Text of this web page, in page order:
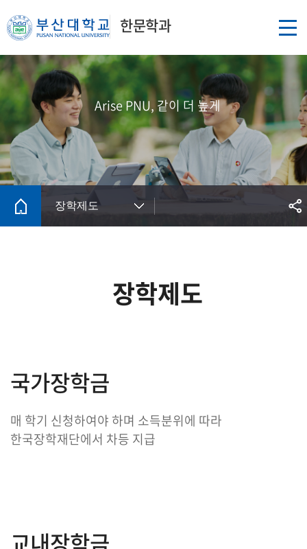
한문학과
Arise PNU, 같이 더 높게
장학제도
장학제도
국가장학금
매 학기 신청하여야 하며 소득분위에 따라
한국장학재단에서 차등 지급
교내장학금